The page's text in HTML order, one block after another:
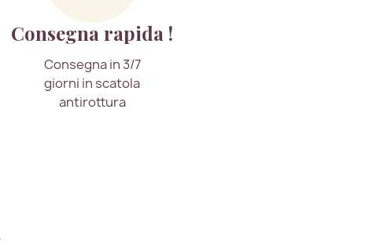
Consegna rapida !
Consegna in 3/7
giorni in scatola
antirottura